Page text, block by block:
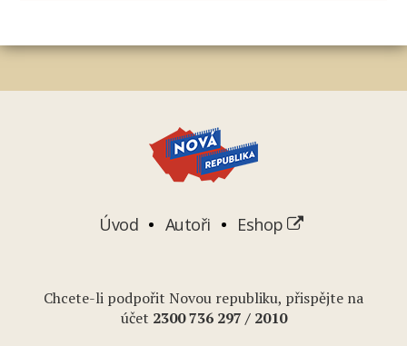
Úvod Autoři Eshop
Chcete-li podpořit Novou republiku, přispějte na
účet 2300 736 297 / 2010